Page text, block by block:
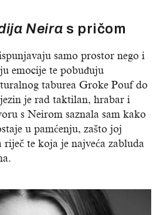
Neira s pričom
samo prostor nego i
emocije te pobuđuju
taburea Groke Pouf do
je rad taktilan, hrabar i
s Neirom saznala sam kako
u pamćenju, zašto joj
te koja je najveća zabluda